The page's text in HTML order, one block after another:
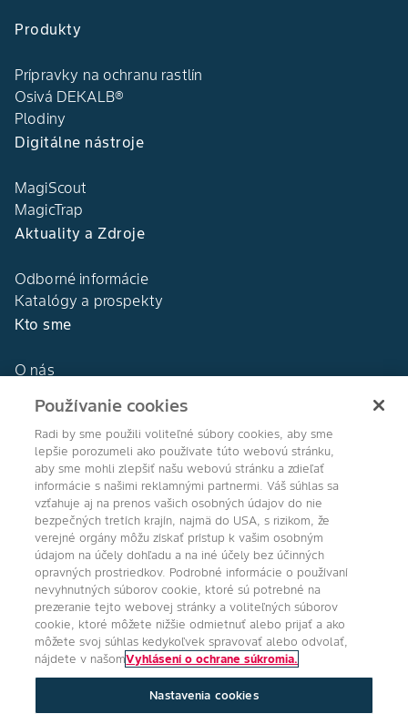
Produkty
Prípravky na ochranu rastlín
Osivá DEKALB®
Plodiny
Digitálne nástroje
MagiScout
MagicTrap
Aktuality a Zdroje
Odborné informácie
Katalógy a prospekty
Kto sme
O nás
DEKALB®
Naše hodnoty
Agro Bayer
Slovensko
Sledujte nás
Používanie cookies
Radi by sme použili voliteľné súbory cookies, aby sme
lepšie porozumeli ako používate túto webovú stránku,
aby sme mohli zlepšiť našu webovú stránku a zdieľať
informácie s našimi reklamnými partnermi. Váš súhlas sa
vzťahuje aj na prenos vašich osobných údajov do nie
bezpečných tretích krajín, najmä do USA, s rizikom, že
verejné orgány môžu získať prístup k vašim osobným
údajom na účely dohľadu a na iné účely bez účinných
opravných prostriedkov. Podrobné informácie o používaní
nevyhnutných súborov cookie, ktoré sú potrebné na
prezeranie tejto webovej stránky a voliteľných súborov
cookie, ktoré môžete nižšie odmietnuť alebo prijať a ako
môžete svoj súhlas kedykoľvek spravovať alebo odvolať,
nájdete v našomVyhlásení o ochrane súkromia.
Nastavenia cookies